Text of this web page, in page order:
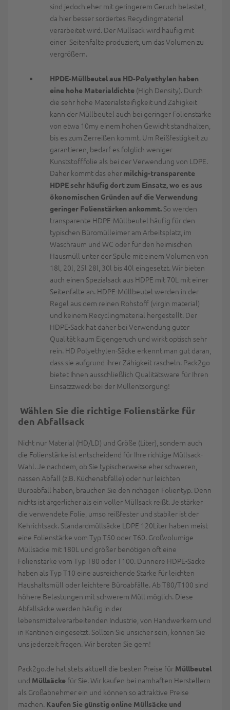
sind jedoch eher mit geringerem Geruch belastet,
da hier besser sortiertes Recyclingmaterial
verarbeitet wird. Der Müllsack wird häufig mit
einer Seitenfalte produziert, um das Volumen zu
vergrößern.
HPDE-Müllbeutel aus HD-Polyethylen haben
eine hohe Materialdichte (High Density). Durch
die sehr hohe Materialsteifigkeit und Zähigkeit
kann der Müllbeutel auch bei geringer Folienstärke
von etwa 10my einem hohen Gewicht standhalten,
bis es zum Zerreißen kommt. Um Reißfestigkeit zu
garantieren, bedarf es folglich weniger
Kunststofffolie als bei der Verwendung von LDPE.
Daher kommt das eher milchig-transparente
HDPE sehr häufig dort zum Einsatz, wo es aus
ökonomischen Gründen auf die Verwendung
geringer Folienstärken ankommt. So werden
transparente HDPE-Müllbeutel häufig für den
typischen Büromülleimer am Arbeitsplatz, im
Waschraum und WC oder für den heimischen
Hausmüll unter der Spüle mit einem Volumen von
18l, 20l, 25l 28l, 30l bis 40l eingesetzt. Wir bieten
auch einen Spezialsack aus HDPE mit 70L mit einer
Seitenfalte an. HDPE-Müllbeutel werden in der
Regel aus dem reinen Rohstoff (virgin material)
und keinem Recyclingmaterial hergestellt. Der
HDPE-Sack hat daher bei Verwendung guter
Qualität kaum Eigengeruch und wirkt optisch sehr
rein. HD Polyethylen-Säcke erkennt man gut daran,
dass sie aufgrund ihrer Zähigkeit rascheln. Pack2go
bietet Ihnen ausschließlich Qualitätsware für Ihren
Einsatzzweck bei der Müllentsorgung!
Wählen Sie die richtige Folienstärke für
den Abfallsack
Nicht nur Material (HD/LD) und Größe (Liter), sondern auch
die Folienstärke ist entscheidend für Ihre richtige Müllsack-
Wahl. Je nachdem, ob Sie typischerweise eher schweren,
nassen Abfall (z.B. Küchenabfälle) oder nur leichten
Büroabfall haben, brauchen Sie den richtigen Folientyp. Denn
nichts ist ärgerlicher als ein voller Müllsack reißt. Je stärker
die verwendete Folie, umso reißfester und stabiler ist der
Kehrichtsack. Standardmüllsäcke LDPE 120Liter haben meist
eine Folienstärke vom Typ T50 oder T60. Großvolumige
Müllsäcke mit 180L und größer benötigen oft eine
Folienstärke vom Typ T80 oder T100. Dünnere HDPE-Säcke
haben als Typ T10 eine ausreichende Stärke für leichten
Haushaltsmüll oder leichtere Büroabfälle. Ab T80/T100 sind
höhere Belastungen mit schwerem Müll möglich. Diese
Abfallsäcke werden häufig in der
lebensmittelverarbeitenden Industrie, von Handwerkern und
in Kantinen eingesetzt. Sollten Sie unsicher sein, können Sie
uns jederzeit fragen. Wir beraten Sie gern!
Pack2go.de hat stets aktuell die besten Preise für Müllbeutel
und Müllsäcke für Sie. Wir kaufen bei namhaften Herstellern
als Großabnehmer ein und können so attraktive Preise
machen. Kaufen Sie günstig online Müllsäcke und